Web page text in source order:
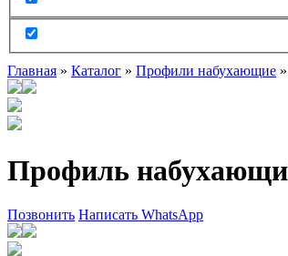
Главная » Каталог » Профили набухающие »
Профиль
Позвонить Написать WhatsApp